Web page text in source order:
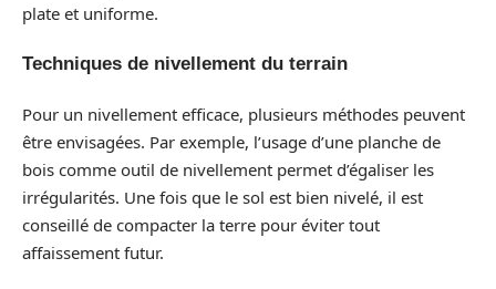
plate et uniforme.
Techniques de nivellement du terrain
Pour un nivellement efficace, plusieurs méthodes peuvent
être envisagées. Par exemple, l’usage d’une planche de
bois comme outil de nivellement permet d’égaliser les
irrégularités. Une fois que le sol est bien nivelé, il est
conseillé de compacter la terre pour éviter tout
affaissement futur.